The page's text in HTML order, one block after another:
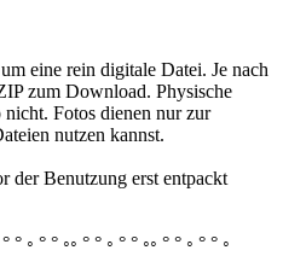
eine rein digitale Datei. Je nach
zum Download. Physische
Fotos dienen nur zur
nutzen kannst.
der Benutzung erst entpackt
° ◦ ° ° ◦◦ ° ° ◦ ° ° ◦◦ ° ° ◦ ° ° ◦